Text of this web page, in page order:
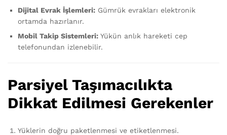
Dijital Evrak İşlemleri: Gümrük evrakları elektronik
ortamda hazırlanır.
Mobil Takip Sistemleri: Yükün anlık hareketi cep
telefonundan izlenebilir.
Parsiyel Taşımacılıkta
Dikkat Edilmesi Gerekenler
Yüklerin doğru paketlenmesi ve etiketlenmesi.